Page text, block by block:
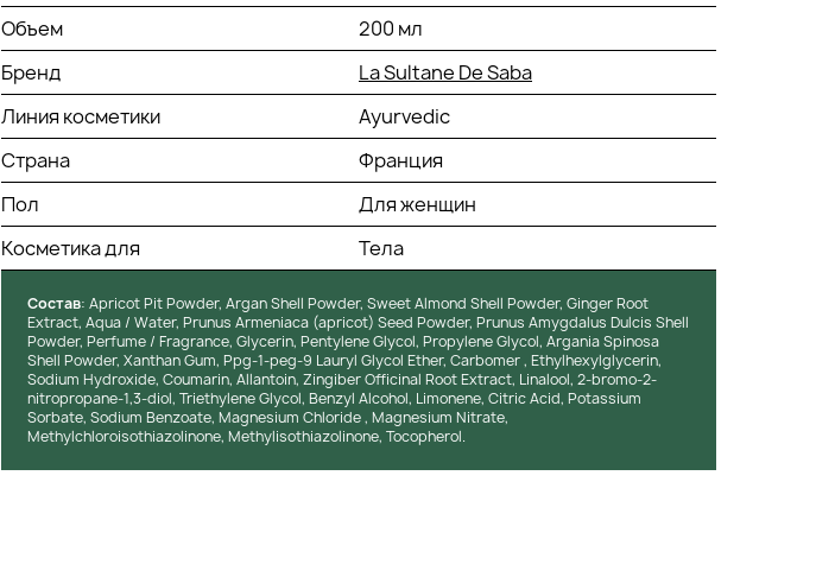
Объем
200 мл
Бренд
La Sultane De Saba
Линия косметики
Ayurvedic
Страна
Франция
Пол
Для женщин
Косметика для
Тела
Состав: Apricot Pit Powder, Argan Shell Powder, Sweet Almond Shell Powder, Ginger Root
Extract, Aqua / Water, Prunus Armeniaca (apricot) Seed Powder, Prunus Amygdalus Dulcis Shell
Powder, Perfume / Fragrance, Glycerin, Pentylene Glycol, Propylene Glycol, Argania Spinosa
Shell Powder, Xanthan Gum, Ppg-1-peg-9 Lauryl Glycol Ether, Carbomer , Ethylhexylglycerin,
Sodium Hydroxide, Coumarin, Allantoin, Zingiber Officinal Root Extract, Linalool, 2-bromo-2-
nitropropane-1,3-diol, Triethylene Glycol, Benzyl Alcohol, Limonene, Citric Acid, Potassium
Sorbate, Sodium Benzoate, Magnesium Chloride , Magnesium Nitrate,
Methylchloroisothiazolinone, Methylisothiazolinone, Tocopherol.